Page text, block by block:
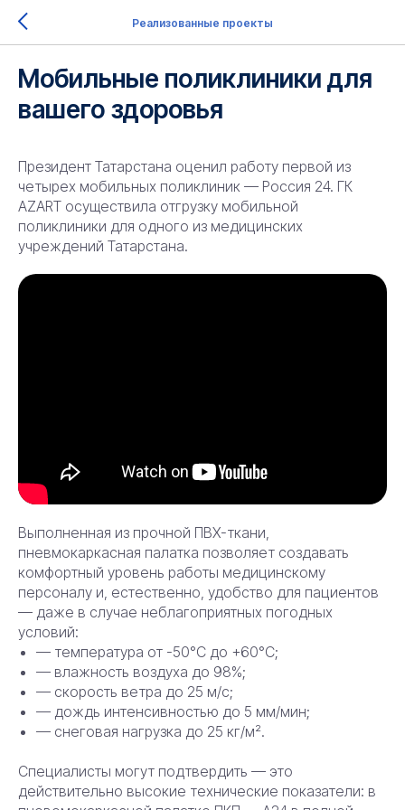
Реализованные проекты
Мобильные поликлиники для
вашего здоровья
Президент Татарстана оценил работу первой из
четырех мобильных поликлиник — Россия 24. ГК
AZART осуществила отгрузку мобильной
поликлиники для одного из медицинских
учреждений Татарстана.
Выполненная из прочной ПВХ-ткани,
пневмокаркасная палатка позволяет создавать
комфортный уровень работы медицинскому
персоналу и, естественно, удобство для пациентов
— даже в случае неблагоприятных погодных
условий:
— температура от -50°С до +60°С;
— влажность воздуха до 98%;
— скорость ветра до 25 м/с;
— дождь интенсивностью до 5 мм/мин;
— снеговая нагрузка до 25 кг/м².
Специалисты могут подтвердить — это
действительно высокие технические показатели: в